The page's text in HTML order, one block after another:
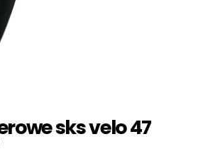
sks velo 47